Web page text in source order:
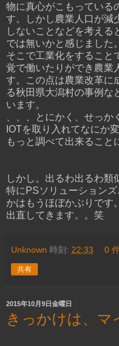
物に真心がこもっている
す。しかし農業人口が減
しないことなどを考える
では無いかと感じました。
そこで工業化をすること
覚で働いたりができ農業
す。この点は農業改革に
る秋田県大潟村の事例な
います。
、、、とにかく、せっ
IOTを取り入れてなにか
もっと調べて出来ること
しかし。出るわ出るわ類
特にPSソリューション
かはもうほぼかぶりです。
出直してきます。。笑
Unknown 時刻: 22:33 0
共有
2015年10月9日金曜日
きっかけは、マ